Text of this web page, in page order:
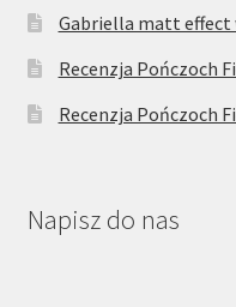
Gabriella matt effect
Recenzja Pończoch
Recenzja Pończoch
Napisz do nas